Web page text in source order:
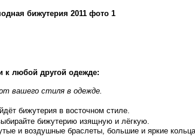
бижутерия 2011 фото 1
к любой другой одежде:
вашего стиля в одежде.
бижутерия в восточном стиле.
бижутерию изящную и лёгкую.
и воздушные браслеты, большие и яркие